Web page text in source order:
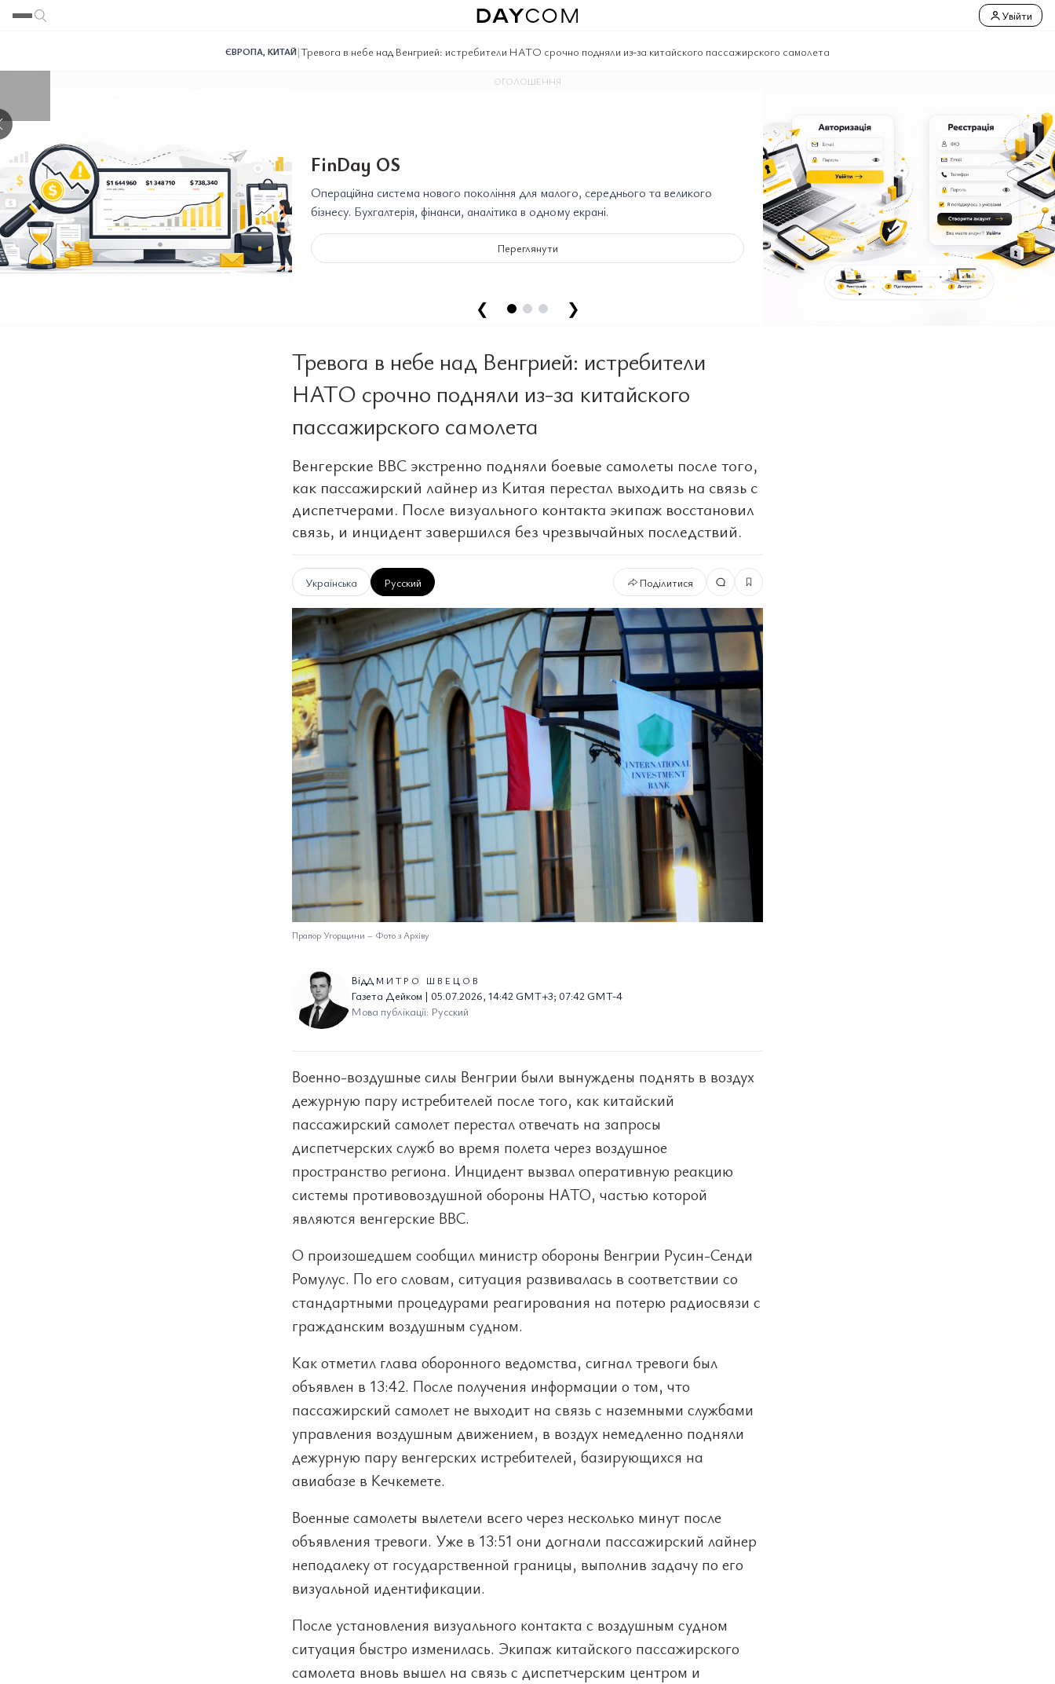
Увійти
ЄВРОПА, КИТАЙ|Тревога в небе над Венгрией: истребители НАТО срочно подняли из-за китайского пассажирского самолета
ОГОЛОШЕННЯ
FinDay OS
Операційна система нового покоління для малого, середнього та великого
бізнесу. Бухгалтерія, фінанси, аналітика в одному екрані.
Переглянути
❮ ❯
Тревога в небе над Венгрией: истребители
НАТО срочно подняли из-за китайского
пассажирского самолета
Венгерские ВВС экстренно подняли боевые самолеты после того,
как пассажирский лайнер из Китая перестал выходить на связь с
диспетчерами. После визуального контакта экипаж восстановил
связь, и инцидент завершился без чрезвычайных последствий.
Українська Русский Поділитися
Прапор Угорщини – Фото з Архіву
ВідДМИТРО ШВЕЦОВ
Газета Дейком | 05.07.2026, 14:42 GMT+3; 07:42 GMT-4
Мова публікації: Русский
Военно-воздушные силы Венгрии были вынуждены поднять в воздух
дежурную пару истребителей после того, как китайский
пассажирский самолет перестал отвечать на запросы
диспетчерских служб во время полета через воздушное
пространство региона. Инцидент вызвал оперативную реакцию
системы противовоздушной обороны НАТО, частью которой
являются венгерские ВВС.
О произошедшем сообщил министр обороны Венгрии Русин-Сенди
Ромулус. По его словам, ситуация развивалась в соответствии со
стандартными процедурами реагирования на потерю радиосвязи с
гражданским воздушным судном.
Как отметил глава оборонного ведомства, сигнал тревоги был
объявлен в 13:42. После получения информации о том, что
пассажирский самолет не выходит на связь с наземными службами
управления воздушным движением, в воздух немедленно подняли
дежурную пару венгерских истребителей, базирующихся на
авиабазе в Кечкемете.
Военные самолеты вылетели всего через несколько минут после
объявления тревоги. Уже в 13:51 они догнали пассажирский лайнер
неподалеку от государственной границы, выполнив задачу по его
визуальной идентификации.
После установления визуального контакта с воздушным судном
ситуация быстро изменилась. Экипаж китайского пассажирского
самолета вновь вышел на связь с диспетчерским центром и